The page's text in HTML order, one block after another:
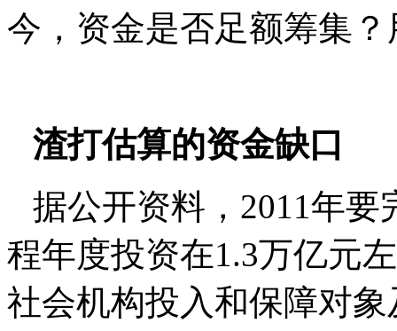
今，资金是否足额筹集
渣打估算的资金缺口
据公开资料，2011年要
程年度投资在1.3万亿元
社会机构投入和保障对